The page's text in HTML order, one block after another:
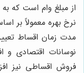
از مبلغ وام است که
نرخ بهره معمولاً بر
مدت زمان اقساط
نوسانات اقتصادی و
فروش اقساطی نیز